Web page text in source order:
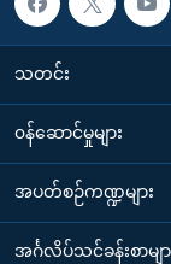
သတင်း
၀န်ဆောင်မှုများ
အပတ်စဉ်ကဏ္ဍများ
အင်္ဂလိပ်သင်ခန်းစာမျာ